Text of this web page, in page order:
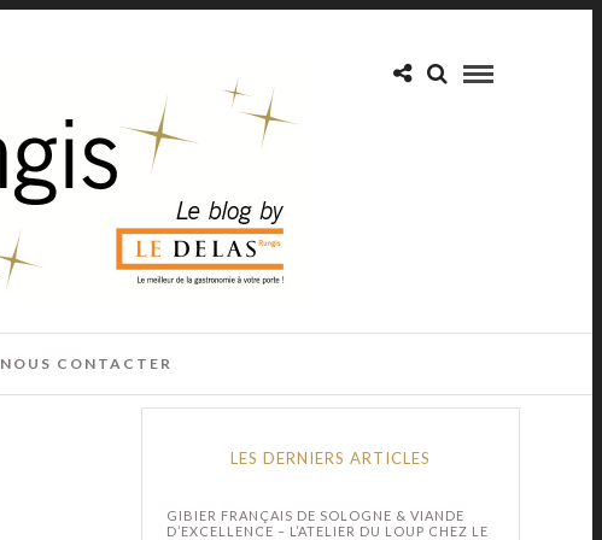
NOUS CONTACTER
LES DERNIERS ARTICLES
GIBIER FRANÇAIS DE SOLOGNE & VIANDE
D’EXCELLENCE – L’ATELIER DU LOUP CHEZ LE